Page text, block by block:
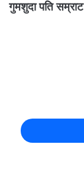
गुमशुदा पति